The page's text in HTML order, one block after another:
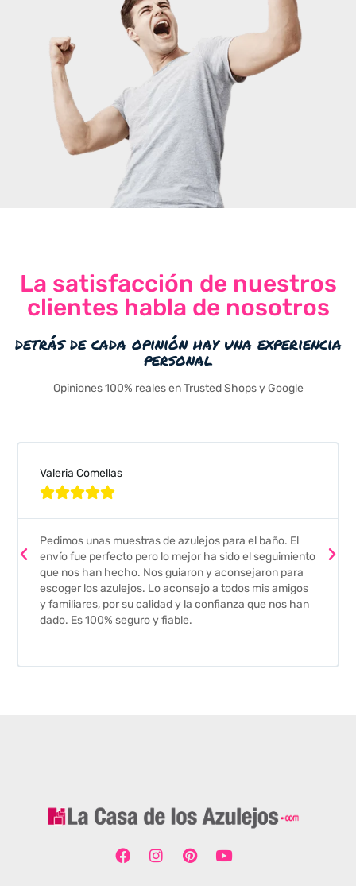
La satisfacción de nuestros
clientes habla de nosotros
detrás de cada opinión hay una experiencia
personal
Opiniones 100% reales en Trusted Shops y Google
Valeria Comellas

Pedimos unas muestras de azulejos para el baño. El
envío fue perfecto pero lo mejor ha sido el seguimiento
que nos han hecho. Nos guiaron y aconsejaron para
escoger los azulejos. Lo aconsejo a todos mis amigos
y familiares, por su calidad y la confianza que nos han
dado. Es 100% seguro y fiable.